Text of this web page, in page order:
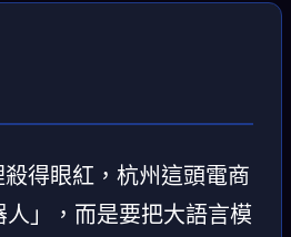
得眼紅，杭州這頭電商
」，而是要把大語言模